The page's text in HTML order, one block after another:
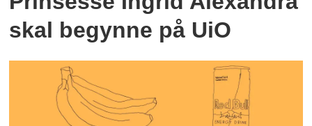
skal begynne på UiO